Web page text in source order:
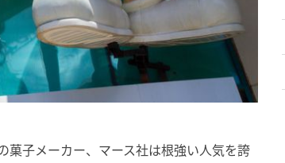
菓子メーカー、マース社は根強い人気を誇